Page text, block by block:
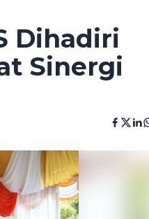
Dihadiri
Sinergi